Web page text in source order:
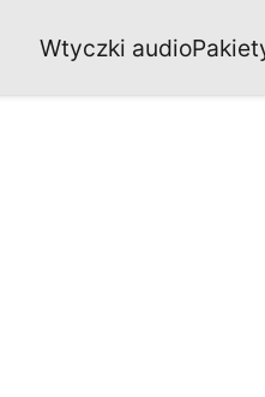
Wtyczki audio